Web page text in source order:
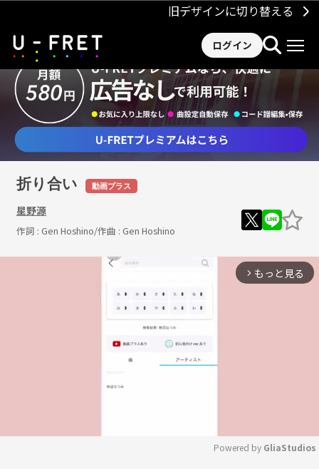
旧デザインに切り替える
ログイン
折り合い 動画プラス
星野源
作詞 : Gen Hoshino/作曲 : Gen Hoshino
arrow_forward_ios もっと見る
Powered by GliaStudios